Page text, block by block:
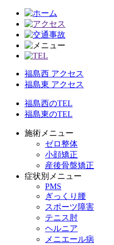
福島西 アクセス
福島東 アクセス
福島西のTEL
福島東のTEL
施術メニュー
ゼロ整体
小顔矯正
産後骨盤矯正
症状別メニュー
PMS
ぎっくり腰
スポーツ障害
テニス肘
ヘルニア
メニエール病